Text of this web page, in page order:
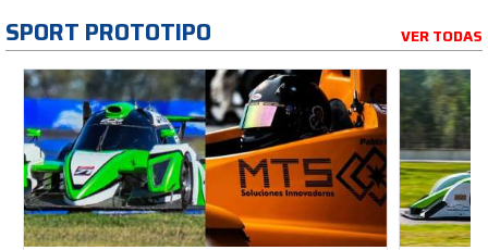
SPORT PROTOTIPO VER TODAS